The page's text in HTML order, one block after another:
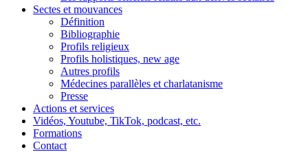
Sectes et mouvances
Définition
Bibliographie
Profils religieux
Profils holistiques, new age
Autres profils
Médecines parallèles et charlatanisme
Presse
Actions et services
Vidéos, Youtube, TikTok, podcast, etc.
Formations
Contact